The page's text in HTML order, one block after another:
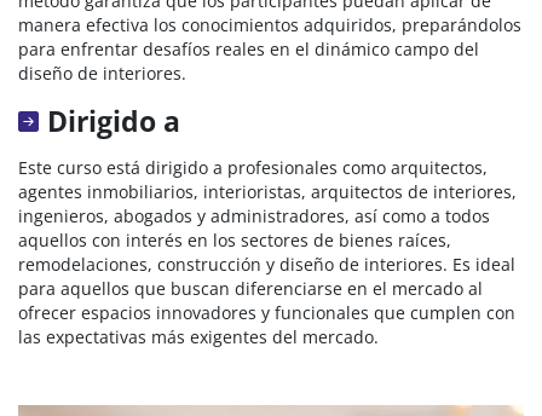
manera efectiva los conocimientos adquiridos, preparándolos
para enfrentar desafíos reales en el dinámico campo del
diseño de interiores.
Dirigido a
Este curso está dirigido a profesionales como arquitectos,
agentes inmobiliarios, interioristas, arquitectos de interiores,
ingenieros, abogados y administradores, así como a todos
aquellos con interés en los sectores de bienes raíces,
remodelaciones, construcción y diseño de interiores. Es ideal
para aquellos que buscan diferenciarse en el mercado al
ofrecer espacios innovadores y funcionales que cumplen con
las expectativas más exigentes del mercado.